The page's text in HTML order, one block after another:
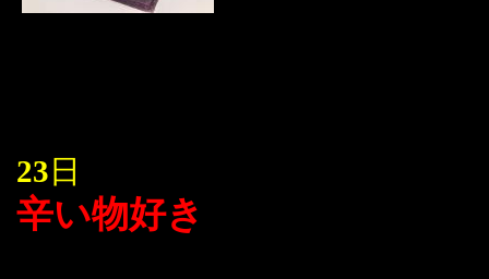
23 日
辛い物好き